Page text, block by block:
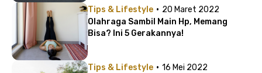
Tips & Lifestyle · 20 Maret 2022
Olahraga Sambil Main Hp, Memang
Bisa? Ini 5 Gerakannya!
Tips & Lifestyle · 16 Mei 2022